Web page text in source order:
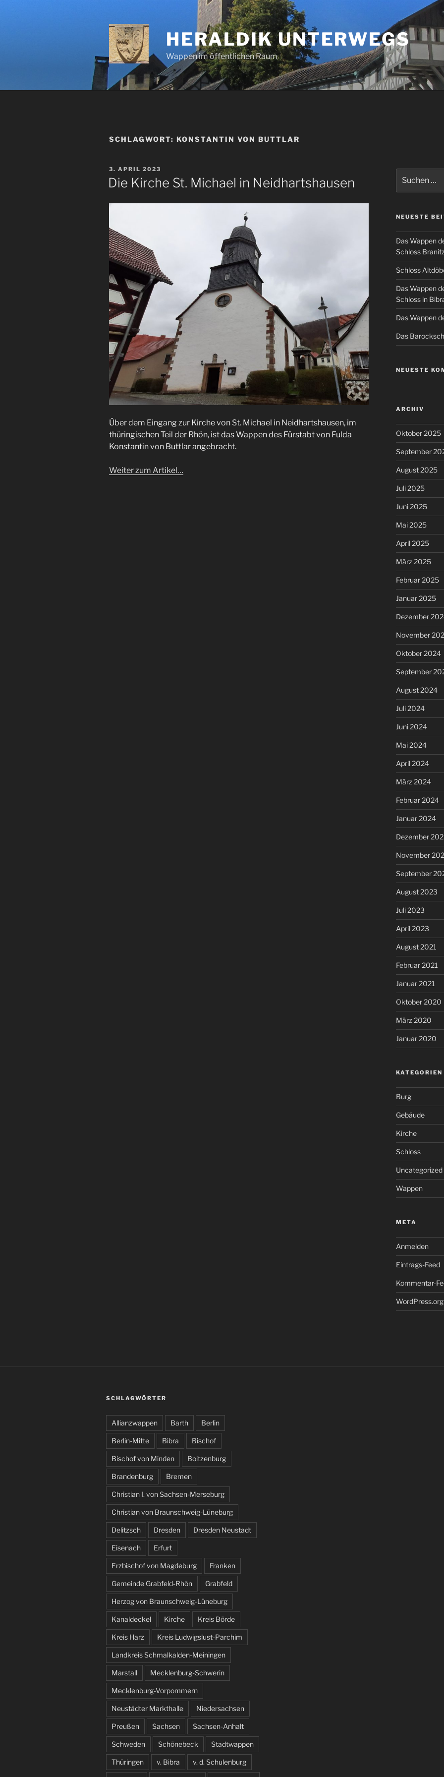
HERALDIK UNTERWEGS
Wappen im öffentlichen Raum
SCHLAGWORT: KONSTANTIN VON BUTTLAR
VERÖFFENTLICHT
AM
3. APRIL 2023
Die Kirche St. Michael in Neidhartshausen
Über dem Eingang zur Kirche von St. Michael in Neidhartshausen, im
thüringischen Teil der Rhön, ist das Wappen des Fürstabt von Fulda
Konstantin von Buttlar angebracht.
Weiter zum Artikel…
nach:
NEUESTE
Das Wappen
Schloss
Schloss
Das Wappen
Schloss in
Das Wappen
Das
NEUESTE
ARCHIV
Oktober 2025
September
August 2025
Juli 2025
Juni 2025
Mai 2025
April 2025
März 2025
Februar 2025
Januar 2025
Dezember
November
Oktober 2024
September
August 2024
Juli 2024
Juni 2024
Mai 2024
April 2024
März 2024
Februar 2024
Januar 2024
Dezember
November
September
August 2023
Juli 2023
April 2023
August 2021
Februar 2021
Januar 2021
Oktober 2020
März 2020
Januar 2020
KATEGORIEN
Burg
Gebäude
Kirche
Schloss
Uncategorized
Wappen
META
Anmelden
Eintrags-Feed
Kommentar-
WordPress.org
SCHLAGWÖRTER
Allianzwappen Barth Berlin
Berlin-Mitte Bibra Bischof
Bischof von Minden Boitzenburg
Brandenburg Bremen
Christian I. von Sachsen-Merseburg
Christian von Braunschweig-Lüneburg
Delitzsch Dresden Dresden Neustadt
Eisenach Erfurt
Erzbischof von Magdeburg Franken
Gemeinde Grabfeld-Rhön Grabfeld
Herzog von Braunschweig-Lüneburg
Kanaldeckel Kirche Kreis Börde
Kreis Harz Kreis Ludwigslust-Parchim
Landkreis Schmalkalden-Meiningen
Marstall Mecklenburg-Schwerin
Mecklenburg-Vorpommern
Neustädter Markthalle Niedersachsen
Preußen Sachsen Sachsen-Anhalt
Schweden Schönebeck Stadtwappen
Thüringen v. Bibra v. d. Schulenburg